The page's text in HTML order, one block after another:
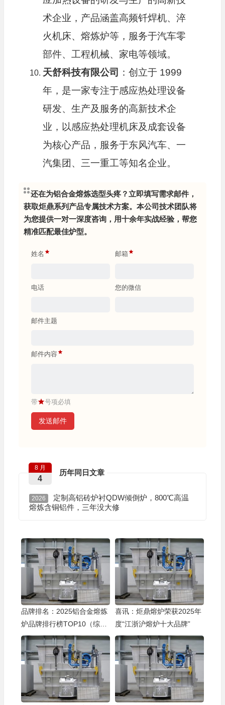
术企业，产品涵盖高频钎焊机、淬
火机床、熔炼炉等，服务于汽车零
部件、工程机械、家电等领域。
天舒科技有限公司 ：创立于 1999
年，是一家专注于感应热处理设备
研发、生产及服务的高新技术企
业，以感应热处理机床及成套设备
为核心产品，服务于东风汽车、一
汽集团、三一重工等知名企业。
还在为铝合金熔炼选型头疼？立即填写需求邮件，
获取炬鼎系列产品专属技术方案。本公司技术团队将
为您提供一对一深度咨询，用十余年实战经验，帮您
精准匹配最佳炉型。
姓名 邮箱
电话 您的微信
邮件主题
邮件内容
带 号项必填
发送邮件
历年同日文章
8 月
4
2026
定制高铝砖炉衬QDW倾倒炉，800℃高温
熔炼含铜铝件，三年没大修
品牌排名：2025铝合金熔炼
炉品牌排行榜TOP10（综合
实力篇）
喜讯：炬鼎熔炉荣获2025年
度“江浙沪熔炉十大品牌”